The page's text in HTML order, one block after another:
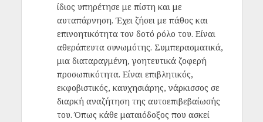
ίδιος υπηρέτησε με πίστη και με
αυταπάρνηση. Έχει ζήσει με πάθος και
επινοητικότητα τον δοτό ρόλο του. Είναι
αθεράπευτα συνωμότης. Συμπερασματικά,
μια διαταραγμένη, γοητευτικά ζοφερή
προσωπικότητα. Είναι επιβλητικός,
εκφοβιστικός, καυχησιάρης, νάρκισσος σε
διαρκή αναζήτηση της αυτοεπιβεβαίωσής
του. Όπως κάθε ματαιόδοξος που ασκεί